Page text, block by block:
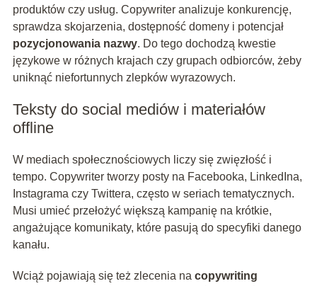
produktów czy usług. Copywriter analizuje konkurencję,
sprawdza skojarzenia, dostępność domeny i potencjał
pozycjonowania nazwy. Do tego dochodzą kwestie
językowe w różnych krajach czy grupach odbiorców, żeby
uniknąć niefortunnych zlepków wyrazowych.
Teksty do social mediów i materiałów
offline
W mediach społecznościowych liczy się zwięzłość i
tempo. Copywriter tworzy posty na Facebooka, LinkedIna,
Instagrama czy Twittera, często w seriach tematycznych.
Musi umieć przełożyć większą kampanię na krótkie,
angażujące komunikaty, które pasują do specyfiki danego
kanału.
Wciąż pojawiają się też zlecenia na copywriting